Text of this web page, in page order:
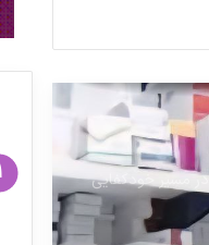
مسیر خودکفایی
اینترنتی دارو